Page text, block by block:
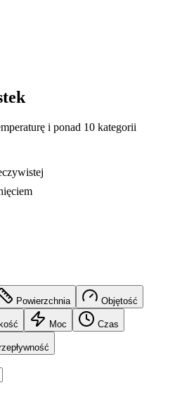
i ponad 10 kategorii
Powierzchnia Objętość
Moc Czas